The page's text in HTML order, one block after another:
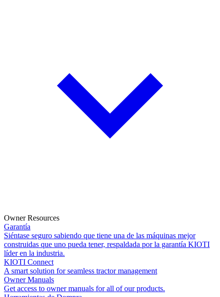
Owner Resources
Garantía
Siéntase seguro sabiendo que tiene una de las máquinas mejor
construidas que uno pueda tener, respaldada por la garantía KIOTI
líder en la industria.
KIOTI Connect
A smart solution for seamless tractor management
Owner Manuals
Get access to owner manuals for all of our products.